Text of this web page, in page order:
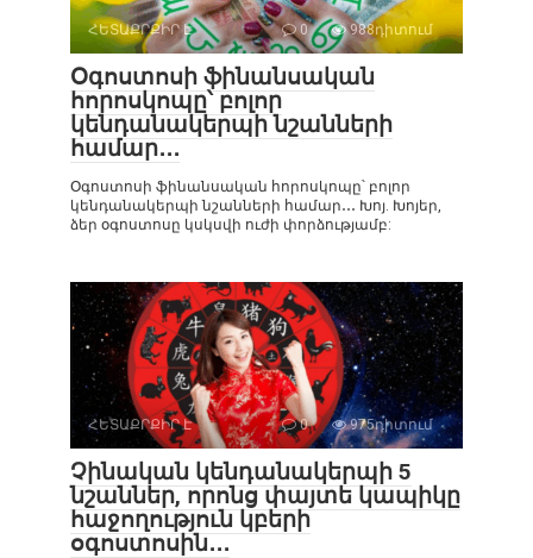
ՀԵՏԱՔՐՔԻՐ Է 0 988դիտում
Օգոստոսի ֆինանսական
հորոսկոպը՝ բոլոր
կենդանակերպի նշանների
համար․․․
Օգոստոսի ֆինանսական հորոսկոպը՝ բոլոր
կենդանակերպի նշանների համար․․․ Խոյ. Խոյեր,
ձեր օգոստոսը կսկսվի ուժի փորձությամբ:
ՀԵՏԱՔՐՔԻՐ Է 0 975դիտում
Չինական կենդանակերպի 5
նշաններ, որոնց փայտե կապիկը
հաջողություն կբերի
օգոստոսին․․․